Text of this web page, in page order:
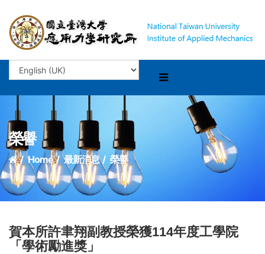
榮譽
Home 最新消息 榮譽
賀本所許聿翔副教授榮獲114年度工學院
「學術勵進獎」